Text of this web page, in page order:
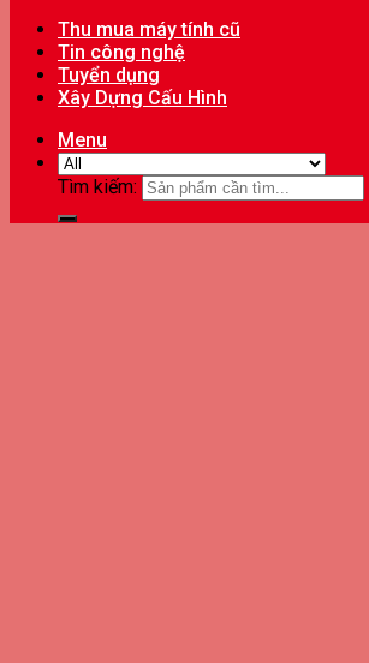
Thu mua máy tính cũ
Tin công nghệ
Tuyển dụng
Xây Dựng Cấu Hình
Menu
Tìm kiếm: